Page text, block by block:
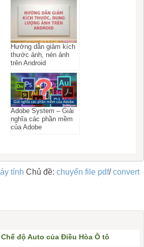
Hướng dẫn giảm kích
thước ảnh, nén ảnh
trên Android
Adobe System – Giải
nghĩa các phần mềm
của Adobe
tính Chủ đề: chuyển file pdf/convert
độ Auto của Điều Hòa Ô tô